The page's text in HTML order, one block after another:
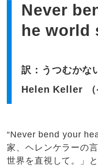
Never
he world
訳：うつむかな
Helen Keller （
“Never bend your
家、ヘレンケラーの
世界を直視して。」と